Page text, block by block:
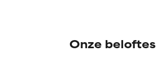
Onze beloftes